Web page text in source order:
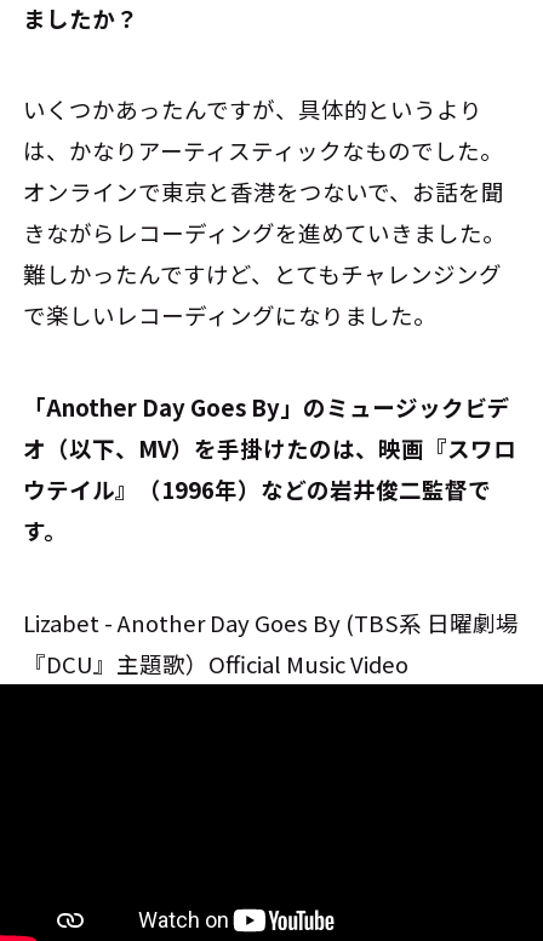
ましたか？
いくつかあったんですが、具体的というより
は、かなりアーティスティックなものでした。
オンラインで東京と香港をつないで、お話を聞
きながらレコーディングを進めていきました。
難しかったんですけど、とてもチャレンジング
で楽しいレコーディングになりました。
――「Another Day Goes By」のミュージックビデ
オ（以下、MV）を手掛けたのは、映画『スワロ
ウテイル』（1996年）などの岩井俊二監督で
す。
Lizabet - Another Day Goes By (TBS系 日曜劇場
『DCU』主題歌）Official Music Video